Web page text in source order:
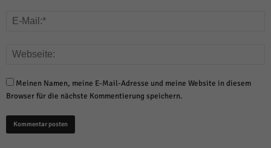
Meinen Namen, meine E-Mail-Adresse und meine Website in diesem
Browser für die nächste Kommentierung speichern.